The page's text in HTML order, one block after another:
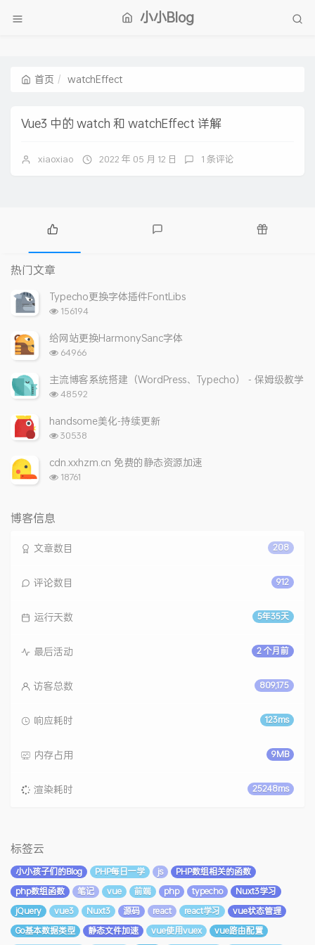
小小Blog
首页 watchEffect
Vue3 中的 watch 和 watchEffect 详解
xiaoxiao 2022 年 05 月 12 日 1 条评论
热
门
文
章
论
热门文章
Typecho更换字体插件FontLibs
浏
次
数:
156194
给网站更换HarmonySanc字体
浏
次
数:
64966
主流博客系统搭建（WordPress、Typecho） - 保姆级教学
浏
次
数:
48592
handsome美化-持续更新
浏
次
数:
30538
cdn.xxhzm.cn 免费的静态资源加速
浏
18761
博客信息
208
文章数目
912
评论数目
5年35天
运行天数
2 个月前
最后活动
809,175
访客总数
123ms
响应耗时
9MB
内存占用
25248ms
渲染耗时
标签云
小小孩子们的Blog PHP每日一学 js
PHP数组相关的函数
php数组函数
笔记 vue 前端 php typecho
Nuxt3学习
jQuery
vue3 Nuxt3 源码 react react学习
vue状态管理
Go基本数据类型
静态文件加速 vue使用vuex
vue路由配置